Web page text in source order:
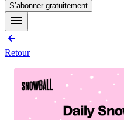
S’abonner gratuitement
Retour